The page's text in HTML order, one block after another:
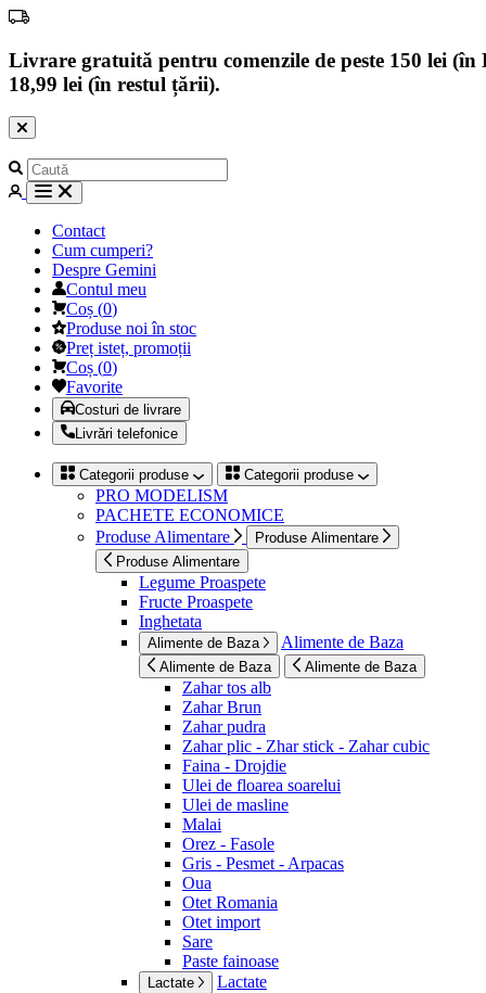
Livrare gratuită pentru comenzile de peste 150 lei
18,99 lei (în restul țării).
Contact
Cum cumperi?
Despre Gemini
Contul meu
Coș (0)
Produse noi în stoc
Preț isteț, promoții
Coș (0)
Favorite
Costuri de livrare
Livrări telefonice
Categorii produse Categorii produse
PRO MODELISM
PACHETE ECONOMICE
Produse Alimentare
Produse Alimentare
Produse Alimentare
Legume Proaspete
Fructe Proaspete
Inghetata
Alimente de Baza Alimente de Baza
Alimente de Baza Alimente de Baza
Zahar tos alb
Zahar Brun
Zahar pudra
Zahar plic - Zhar stick - Zahar cubic
Faina - Drojdie
Ulei de floarea soarelui
Ulei de masline
Malai
Orez - Fasole
Gris - Pesmet - Arpacas
Oua
Otet Romania
Otet import
Sare
Paste fainoase
Lactate Lactate